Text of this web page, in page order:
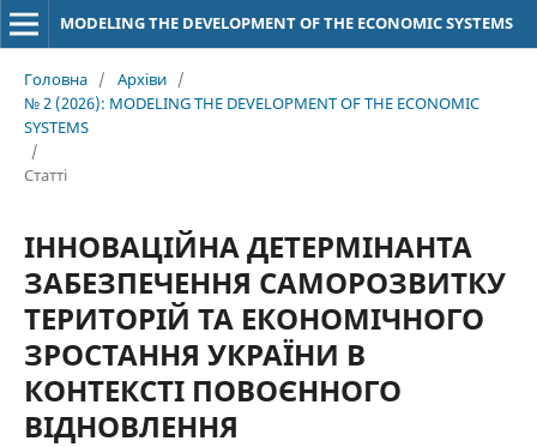
MODELING THE DEVELOPMENT OF THE ECONOMIC SYSTEMS
Головна / Архіви /
№ 2 (2026): MODELING THE DEVELOPMENT OF THE ECONOMIC
SYSTEMS
/
Статті
ІННОВАЦІЙНА ДЕТЕРМІНАНТА
ЗАБЕЗПЕЧЕННЯ САМОРОЗВИТКУ
ТЕРИТОРІЙ ТА ЕКОНОМІЧНОГО
ЗРОСТАННЯ УКРАЇНИ В
КОНТЕКСТІ ПОВОЄННОГО
ВІДНОВЛЕННЯ